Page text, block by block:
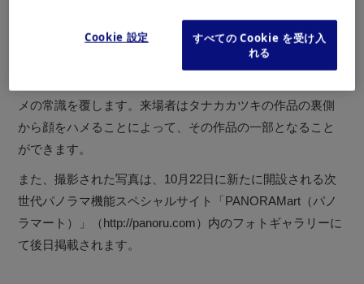
パノラマをテーマに作品を発表してきたタナカカツキ氏
が、「パノラマの物理的長さ」と「顔ハメ」をアニメーシ
ョンの時間軸によって融合させました。ギャラリーの壁一
メの常識を覆します。来場者はタナカカツキの作品の裏側
から顔をハメることによって、その作品の一部となること
ができます。
また、撮影された写真は、10月22日に新たに開設される次
世代パノラマ機能スペシャルサイト「PANORAMart（パノ
ラマート）」（http://panoru.com）内のフォトギャラリーに
て後日掲載されます。
Cookie 設定
すべての Cookie を受け入
れる